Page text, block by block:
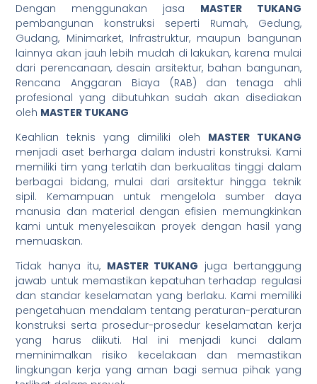
Dengan menggunakan jasa MASTER TUKANG
pembangunan konstruksi seperti Rumah, Gedung,
Gudang, Minimarket, Infrastruktur, maupun bangunan
lainnya akan jauh lebih mudah di lakukan, karena mulai
dari perencanaan, desain arsitektur, bahan bangunan,
Rencana Anggaran Biaya (RAB) dan tenaga ahli
profesional yang dibutuhkan sudah akan disediakan
oleh MASTER TUKANG
Keahlian teknis yang dimiliki oleh MASTER TUKANG
menjadi aset berharga dalam industri konstruksi. Kami
memiliki tim yang terlatih dan berkualitas tinggi dalam
berbagai bidang, mulai dari arsitektur hingga teknik
sipil. Kemampuan untuk mengelola sumber daya
manusia dan material dengan efisien memungkinkan
kami untuk menyelesaikan proyek dengan hasil yang
memuaskan.
Tidak hanya itu, MASTER TUKANG juga bertanggung
jawab untuk memastikan kepatuhan terhadap regulasi
dan standar keselamatan yang berlaku. Kami memiliki
pengetahuan mendalam tentang peraturan-peraturan
konstruksi serta prosedur-prosedur keselamatan kerja
yang harus diikuti. Hal ini menjadi kunci dalam
meminimalkan risiko kecelakaan dan memastikan
lingkungan kerja yang aman bagi semua pihak yang